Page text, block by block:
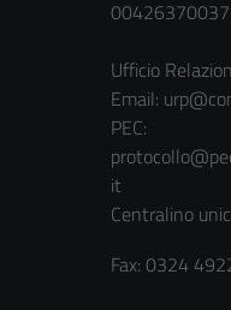
00426370037
Ufficio
Email:
PEC:
it
Centralino
Fax: 0324